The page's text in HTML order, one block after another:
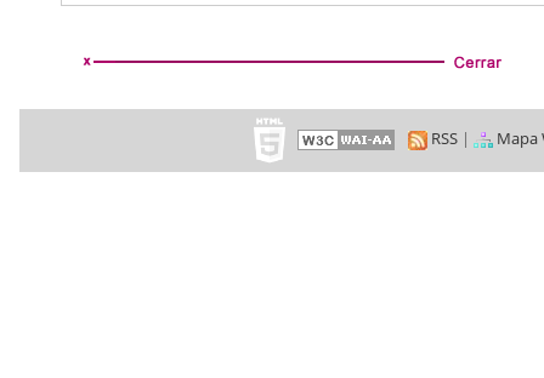
RSS| Mapa